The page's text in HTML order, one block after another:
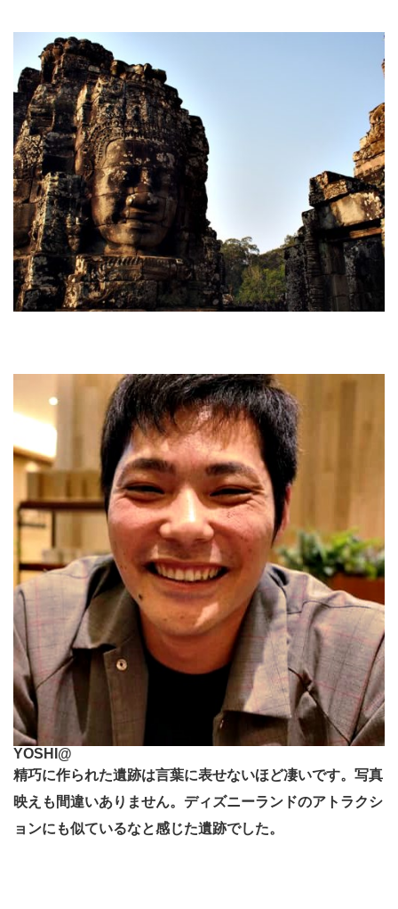
YOSHI@
精巧に作られた遺跡は言葉に表せないほど凄いです。写真
映えも間違いありません。ディズニーランドのアトラクシ
ョンにも似ているなと感じた遺跡でした。